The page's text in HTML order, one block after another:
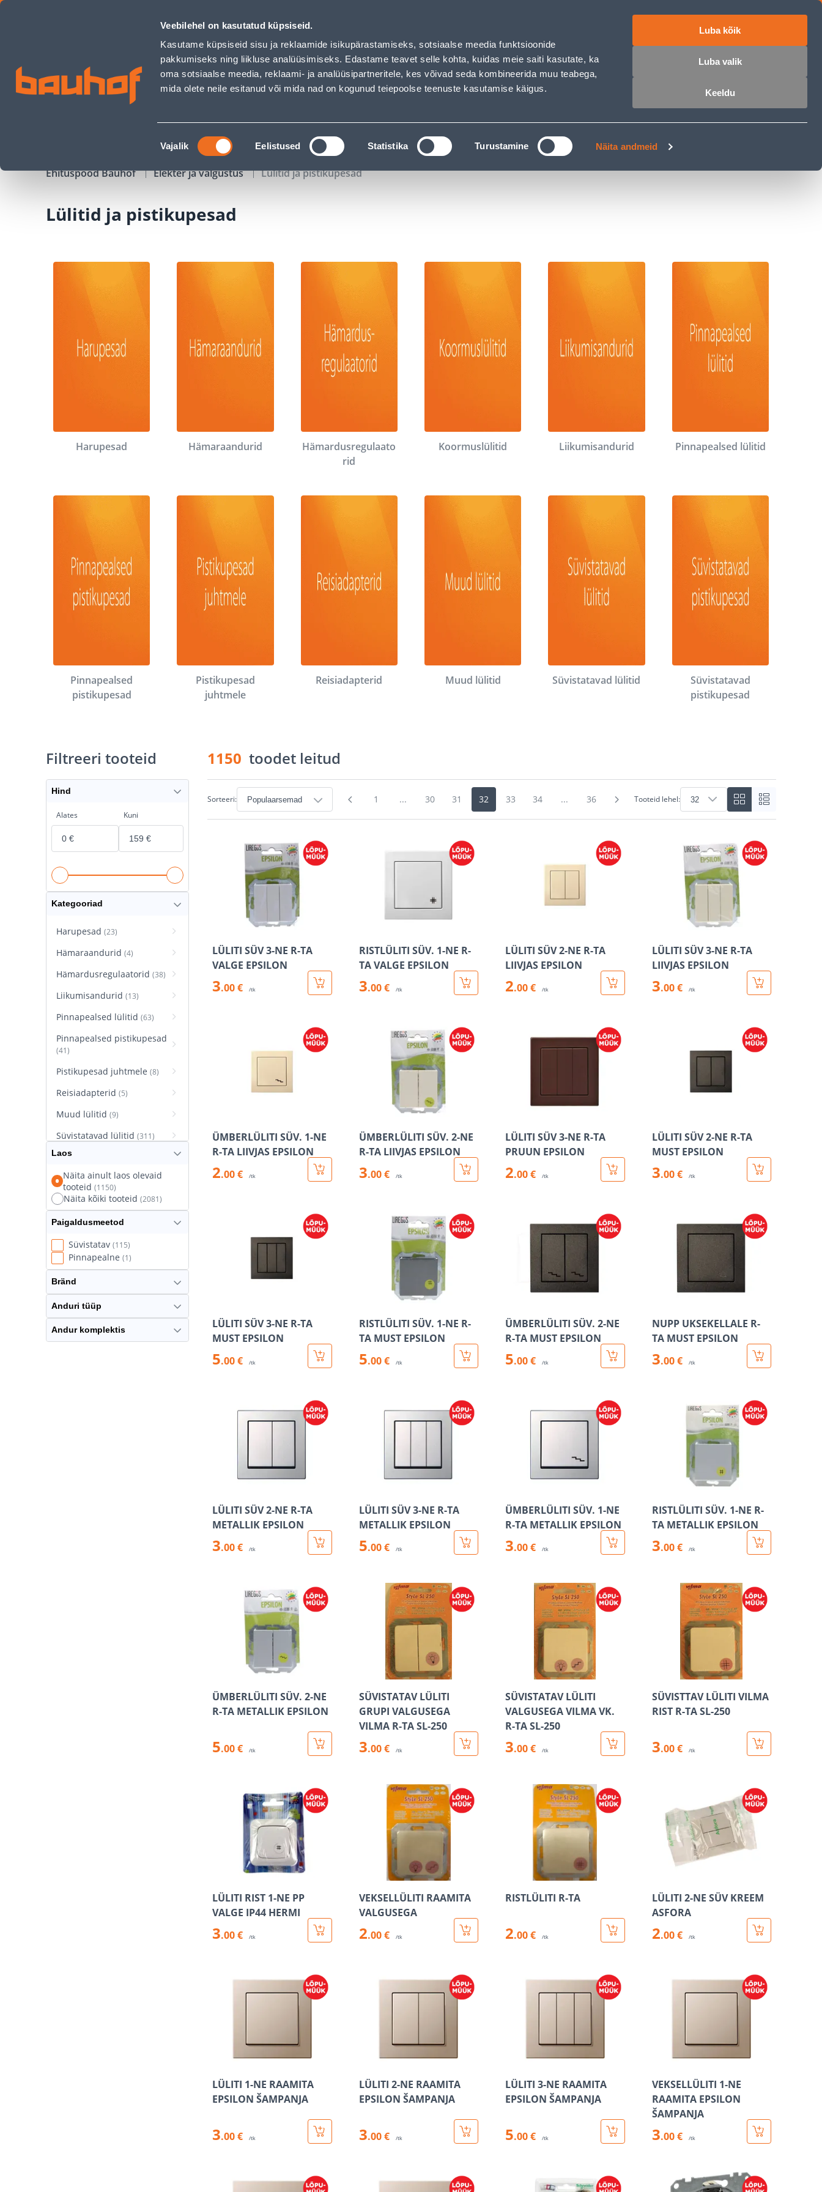
Veebilehel on kasutatud küpsiseid.
Kasutame küpsiseid sisu ja reklaamide isikupärastamiseks, sotsiaalse meedia funktsioonide
pakkumiseks ning liikluse analüüsimiseks. Edastame teavet selle kohta, kuidas meie saiti kasutate, ka
oma sotsiaalse meedia, reklaami- ja analüüsipartneritele, kes võivad seda kombineerida muu teabega,
mida olete neile esitanud või mida nad on kogunud teiepoolse teenuste kasutamise käigus.
Nõusoleku
valik
Vajalik Eelistused Statistika Turustamine Näita andmeid
Luba kõik
Luba valik
Keeldu
Lülitid ja pistikupesad - Bauhof has loaded
Äriklienditeenindus Klienditeenindus Teenused Karjäärileht
OTSI Logi sisse
KAMPAANIAD KATALOOGID TÖÖRIISTALAENUTUS JÄRELMAKS
Ehituspood Bauhof Elekter ja valgustus Lülitid ja pistikupesad
Lülitid ja pistikupesad
Harupesad Hämaraandurid
Hämardusregulaato
rid
Koormuslülitid Liikumisandurid Pinnapealsed lülitid
Pinnapealsed
pistikupesad
Pistikupesad
juhtmele
Reisiadapterid Muud lülitid Süvistatavad lülitid
Süvistatavad
pistikupesad
1150 toodet leitud
Sorteeri: 1 ... 30 31 32 33 34 ... 36 Tooteid lehel:
LÜLITI SÜV 3-NE R-TA
VALGE EPSILON
3.00 € /tk
RISTLÜLITI SÜV. 1-NE R-
TA VALGE EPSILON
3.00 € /tk
LÜLITI SÜV 2-NE R-TA
LIIVJAS EPSILON
2.00 € /tk
LÜLITI SÜV 3-NE R-TA
LIIVJAS EPSILON
3.00 € /tk
ÜMBERLÜLITI SÜV. 1-NE
R-TA LIIVJAS EPSILON
2.00 € /tk
ÜMBERLÜLITI SÜV. 2-NE
R-TA LIIVJAS EPSILON
3.00 € /tk
LÜLITI SÜV 3-NE R-TA
PRUUN EPSILON
2.00 € /tk
LÜLITI SÜV 2-NE R-TA
MUST EPSILON
3.00 € /tk
LÜLITI SÜV 3-NE R-TA
MUST EPSILON
5.00 € /tk
RISTLÜLITI SÜV. 1-NE R-
TA MUST EPSILON
5.00 € /tk
ÜMBERLÜLITI SÜV. 2-NE
R-TA MUST EPSILON
5.00 € /tk
NUPP UKSEKELLALE R-
TA MUST EPSILON
3.00 € /tk
LÜLITI SÜV 2-NE R-TA
METALLIK EPSILON
3.00 € /tk
LÜLITI SÜV 3-NE R-TA
METALLIK EPSILON
5.00 € /tk
ÜMBERLÜLITI SÜV. 1-NE
R-TA METALLIK EPSILON
3.00 € /tk
RISTLÜLITI SÜV. 1-NE R-
TA METALLIK EPSILON
3.00 € /tk
ÜMBERLÜLITI SÜV. 2-NE
R-TA METALLIK EPSILON
5.00 € /tk
SÜVISTATAV LÜLITI
GRUPI VALGUSEGA
VILMA R-TA SL-250
3.00 € /tk
SÜVISTATAV LÜLITI
VALGUSEGA VILMA VK.
R-TA SL-250
3.00 € /tk
SÜVISTTAV LÜLITI VILMA
RIST R-TA SL-250
3.00 € /tk
LÜLITI RIST 1-NE PP
VALGE IP44 HERMI
3.00 € /tk
VEKSELLÜLITI RAAMITA
VALGUSEGA
2.00 € /tk
RISTLÜLITI R-TA
2.00 € /tk
LÜLITI 2-NE SÜV KREEM
ASFORA
2.00 € /tk
LÜLITI 1-NE RAAMITA
EPSILON ŠAMPANJA
3.00 € /tk
LÜLITI 2-NE RAAMITA
EPSILON ŠAMPANJA
3.00 € /tk
LÜLITI 3-NE RAAMITA
EPSILON ŠAMPANJA
5.00 € /tk
VEKSELLÜLITI 1-NE
RAAMITA EPSILON
ŠAMPANJA
3.00 € /tk
Filtreeri tooteid
Hind
Alates Kuni
Kategooriad
Harupesad (23)
Hämaraandurid (4)
Hämardusregulaatorid (38)
Liikumisandurid (13)
Pinnapealsed lülitid (63)
Pinnapealsed pistikupesad
(41)
Pistikupesad juhtmele (8)
Reisiadapterid (5)
Muud lülitid (9)
Süvistatavad lülitid (311)
Süvistatavad pistikupesad
Termostaatlülitid
Laos
Näita ainult laos olevaid
tooteid (1150)
Näita kõiki tooteid (2081)
Paigaldusmeetod
Süvistatav (115)
Pinnapealne (1)
Bränd
Anduri tüüp
Andur komplektis